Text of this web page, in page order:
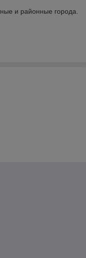
и районные города.